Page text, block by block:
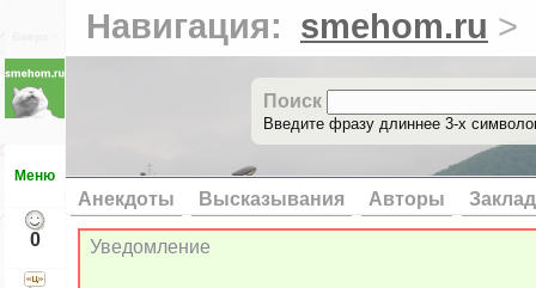
Меню
0
Навигация: smehom.ru >
Поиск
Введите фразу длиннее 3-х
Анекдоты Высказывания Авторы
Уведомление